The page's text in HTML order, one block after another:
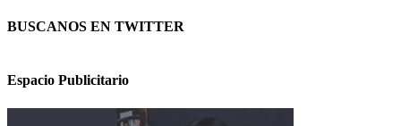
BUSCANOS EN TWITTER
Espacio Publicitario